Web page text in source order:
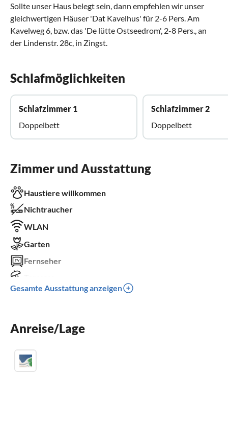
Sollte unser Haus belegt sein, dann empfehlen wir unser
gleichwertigen Häuser 'Dat Kavelhus' für 2-6 Pers. Am
Kavelweg 6, bzw. das 'De lütte Ostseedrom', 2-8 Pers., an
der Lindenstr. 28c, in Zingst.
Schlafmöglichkeiten
Schlafzimmer 1
Doppelbett
Schlafzimmer 2
Doppelbett
Zimmer und Ausstattung
Haustiere willkommen
Nichtraucher
WLAN
Garten
Fernseher
Spülmaschine
Sauna
Gesamte Ausstattung anzeigen
Anreise/Lage